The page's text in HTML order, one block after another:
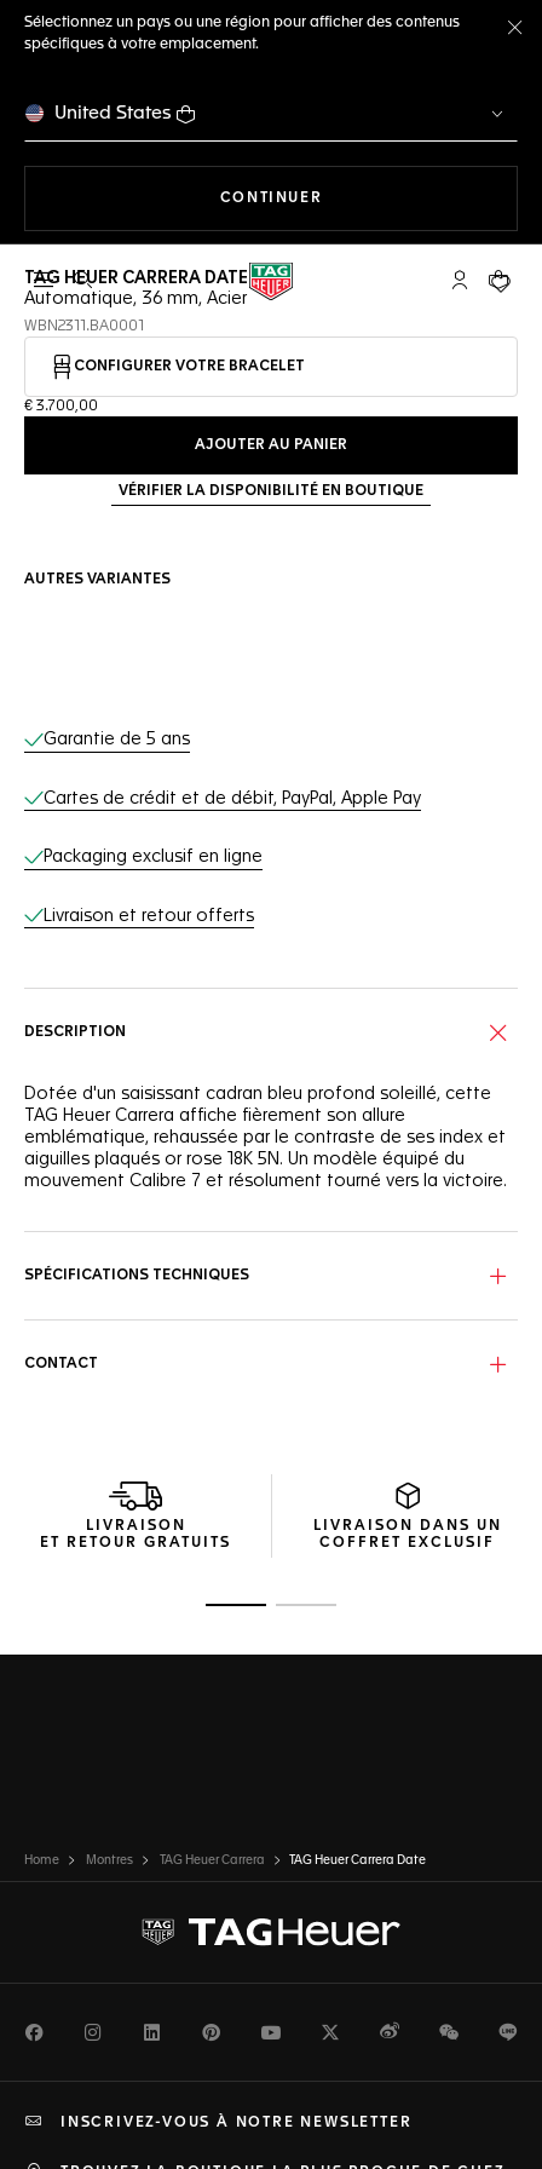
Sélectionnez un pays ou une région pour afficher des contenus
spécifiques à votre emplacement.
United States
CONTINUER
Ouvrir la barre de recherche Compte My
Votre
TAG HEUER CARRERA DATE
Automatique, 36 mm, Acier
WBN2311.BA0001
CONFIGURER VOTRE BRACELET
€ 3.700,00
AJOUTER AU PANIER
VÉRIFIER LA DISPONIBILITÉ EN BOUTIQUE
AUTRES VARIANTES
Services en ligne
Garantie de 5 ans
Cartes de crédit et de débit, PayPal, Apple Pay
Packaging exclusif en ligne
Livraison et retour offerts
DESCRIPTION
Dotée d'un saisissant cadran bleu profond soleillé, cette
TAG Heuer Carrera affiche fièrement son allure
emblématique, rehaussée par le contraste de ses index et
aiguilles plaqués or rose 18K 5N. Un modèle équipé du
mouvement Calibre 7 et résolument tourné vers la victoire.
conviction.
7 de TAG Heuer. Étanche jusqu'à 50 mètres.
SPÉCIFICATIONS TECHNIQUES
CONTACT
LIVRAISON
ET RETOUR GRATUITS
LIVRAISON DANS UN
COFFRET EXCLUSIF
Home Montres TAG Heuer Carrera TAG Heuer Carrera Date
FacebookInstagramLinkedInPinterestYoutubeTwitterWeiboWeChat
INSCRIVEZ-VOUS À NOTRE NEWSLETTER